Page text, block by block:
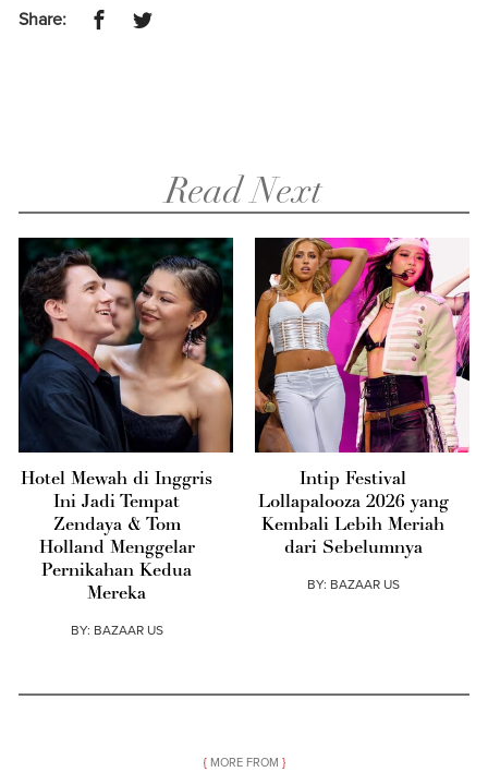
Share:
Read Next
Hotel Mewah di Inggris
Ini Jadi Tempat
Zendaya & Tom
Holland Menggelar
Pernikahan Kedua
Mereka
BY: BAZAAR US
Intip Festival
Lollapalooza 2026 yang
Kembali Lebih Meriah
dari Sebelumnya
BY: BAZAAR US
MORE FROM